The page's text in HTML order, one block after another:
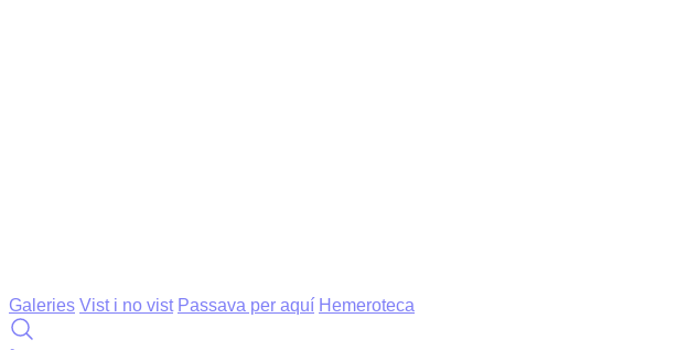
Galeries Vist i no vist Passava per aquí Hemeroteca